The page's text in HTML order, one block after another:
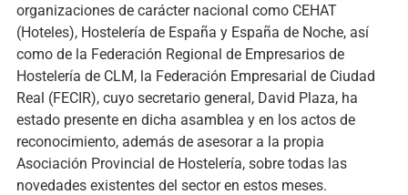
organizaciones de carácter nacional como CEHAT
(Hoteles), Hostelería de España y España de Noche, así
como de la Federación Regional de Empresarios de
Hostelería de CLM, la Federación Empresarial de Ciudad
Real (FECIR), cuyo secretario general, David Plaza, ha
estado presente en dicha asamblea y en los actos de
reconocimiento, además de asesorar a la propia
Asociación Provincial de Hostelería, sobre todas las
novedades existentes del sector en estos meses.